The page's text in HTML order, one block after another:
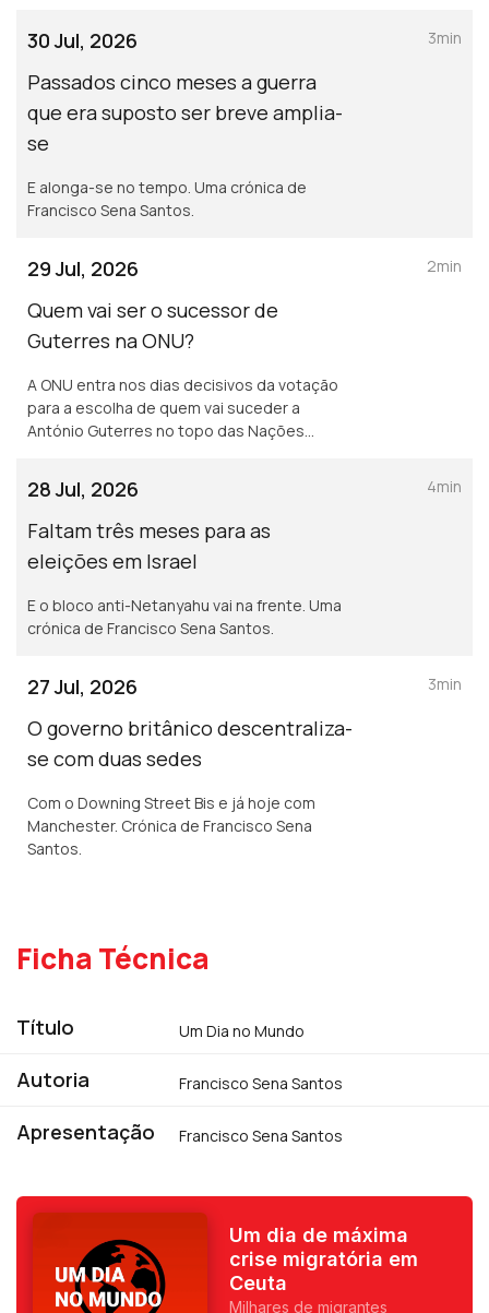
30 Jul, 2026
Passados cinco meses a guerra
que era suposto ser breve amplia-
se
E alonga-se no tempo. Uma crónica de
Francisco Sena Santos.
3min
29 Jul, 2026
Quem vai ser o sucessor de
Guterres na ONU?
A ONU entra nos dias decisivos da votação
para a escolha de quem vai suceder a
António Guterres no topo das Nações
2min
28 Jul, 2026
Faltam três meses para as
eleições em Israel
E o bloco anti-Netanyahu vai na frente. Uma
crónica de Francisco Sena Santos.
4min
27 Jul, 2026
O governo britânico descentraliza-
se com duas sedes
Com o Downing Street Bis e já hoje com
Manchester. Crónica de Francisco Sena
Santos.
3min
Ficha Técnica
Título Um Dia no Mundo
Autoria Francisco Sena Santos
Apresentação Francisco Sena Santos
Um dia de máxima
crise migratória em
Ceuta
Milhares de migrantes